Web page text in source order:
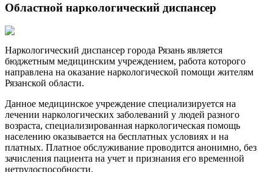
Областной наркологический диспансер
Наркологический диспансер города Рязань является
бюджетным медицинским учреждением, работа которого
направлена на оказание наркологической помощи жителям
Рязанской области.
Данное медицинское учреждение специализируется на
лечении наркологических заболеваний у людей разного
возраста, специализированная наркологическая помощь
населению оказывается на бесплатных условиях и на
платных. Платное обслуживание проводится анонимно, без
зачисления пациента на учет и признания его временной
нетрудоспособности.